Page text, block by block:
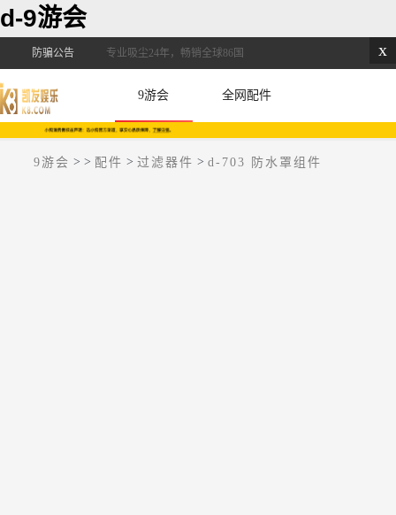
d-9游会
x
防骗公告 专业吸尘24年，畅销全球86国
9游会 全网配件
9游会 > > 配件 > 过滤器件 > d-703 防水罩组件